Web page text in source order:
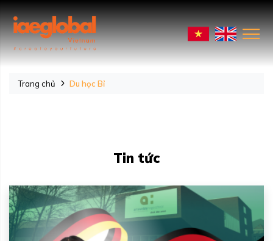
Trang chủ Du học Bỉ
Tin tức